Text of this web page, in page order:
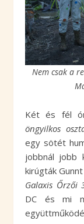
Nem csak a
Két és fél
öngyilkos
egy sötét
jobbnál jobb
kirúgták
Galaxis Őrzői
DC és mi